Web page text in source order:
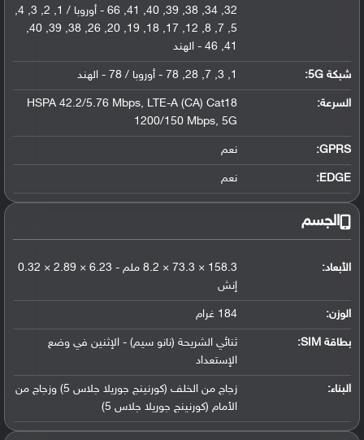
32, 34, 38, 39, 40, 41, 66 - أوروبا / 1, 2, 3, 4,
5, 7, 8, 12, 17, 18, 19, 20, 26, 38, 39, 40,
41, 46 - الهند
شبكة 5G : 1, 3, 7, 28, 78 - أوروبا / 78 - الهند
السرعة:
HSPA 42.2/5.76 Mbps, LTE-A (CA) Cat18
1200/150 Mbps, 5G
GPRS: نعم
EDGE: نعم
الجسم
الأبعاد:
158.3 × 73.3 × 8.2 ملم - 6.23 × 2.89 × 0.32
إنش
الوزن: 184 غرام
بطاقة SIM:
ثنائي الشريحة (نانو سيم) - الإثنين في وضع
الإستعداد
البناء:
زجاج من الخلف (كورنينج جوريلا جلاس 5) وزجاج من
الأمام (كورنينج جوريلا جلاس 5)